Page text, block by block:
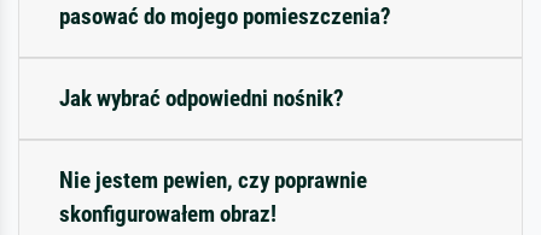
pasować do mojego pomieszczenia?
Jak wybrać odpowiedni nośnik?
Nie jestem pewien, czy poprawnie
skonfigurowałem obraz!